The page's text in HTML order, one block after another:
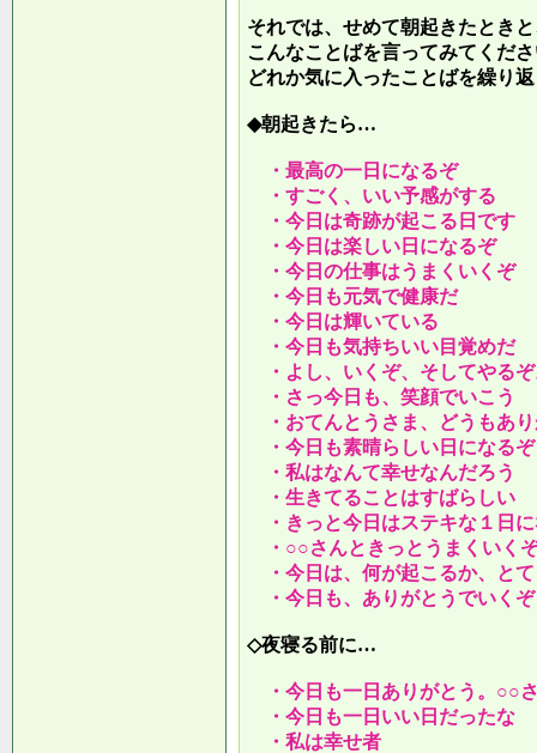
それでは、せめて朝起きたとき
こんなことばを言ってみてくだ
どれか気に入ったことばを繰り
◆朝起きたら…
・最高の一日になるぞ
・すごく、いい予感がする
・今日は奇跡が起こる日です
・今日は楽しい日になるぞ
・今日の仕事はうまくいくぞ
・今日も元気で健康だ
・今日は輝いている
・今日も気持ちいい目覚めだ
・よし、いくぞ、そしてやる
・さっ今日も、笑顔でいこう
・おてんとうさま、どうもあ
・今日も素晴らしい日になるぞ
・私はなんて幸せなんだろう
・生きてることはすばらしい
・きっと今日はステキな１日
・○○さんときっとうまくいく
・今日は、何が起こるか、と
・今日も、ありがとうでいくぞ
◇夜寝る前に…
・今日も一日ありがとう。○○
・今日も一日いい日だったな
・私は幸せ者